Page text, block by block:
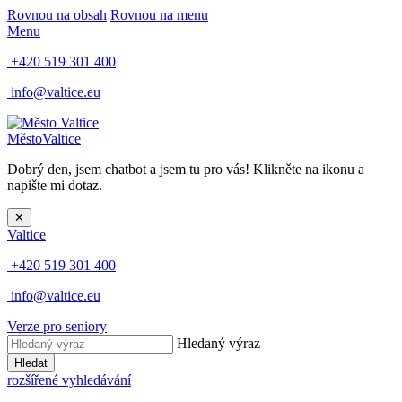
Rovnou na obsah Rovnou na menu
Menu
+420 519 301 400
info@valtice.eu
MěstoValtice
Dobrý den, jsem chatbot a jsem tu pro vás! Klikněte na ikonu a
napište mi dotaz.
✕
Valtice
+420 519 301 400
info@valtice.eu
Verze pro seniory
Hledaný výraz
Hledat
rozšířené vyhledávání